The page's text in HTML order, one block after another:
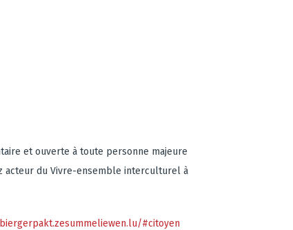
et ouverte à toute personne majeure
acteur du Vivre-ensemble interculturel à
biergerpakt.zesummeliewen.lu/#citoyen